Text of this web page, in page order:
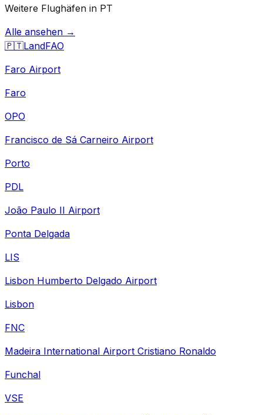
Weitere Flughäfen in PT
Alle ansehen →
🇵🇹LandFAO
Faro Airport
Faro
OPO
Francisco de Sá Carneiro Airport
Porto
PDL
João Paulo II Airport
Ponta Delgada
LIS
Lisbon Humberto Delgado Airport
Lisbon
FNC
Madeira International Airport Cristiano Ronaldo
Funchal
VSE